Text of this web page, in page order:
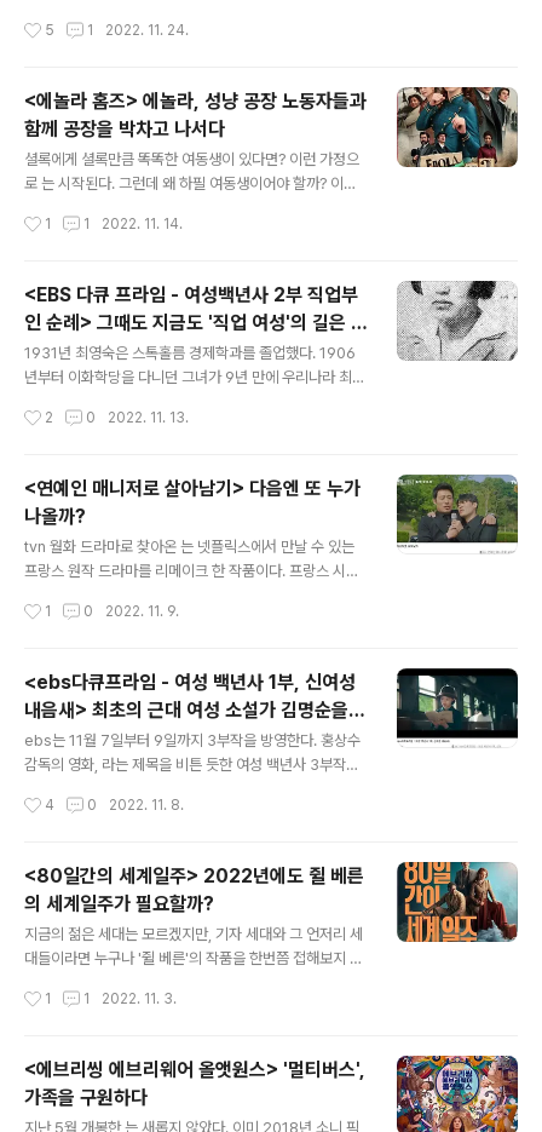
그리고 시청자들은 '법과 상식'만으로 해결되지 않는 정의
적게 먹고 많이 움직여라, 이 다이어트 보편의 법칙이 모두
어 역시 일상이 되어간다. 무엇보다 마르고 날씬한 몸이 사
회적 몸의 기준이 되어버린 사회에서 살이 찐다는 건 게으
르거나 자기 관리를 하지 못했다는 평가를 받고 있다. 살찐
사람들은 자책하고 우울해 한다. 11월 21일에서 23일 방
영된 3부작
5 1 2022. 11. 24.
<에놀라 홈즈> 에놀라, 성냥 공장 노동자들과
함께 공장을 박차고 나서다
셜록에게 셜록만큼 똑똑한 여동생이 있다면? 이런 가정으
로 는 시작된다. 그런데 왜 하필 여동생이어야 할까? 이건
종적 평등의 관점에서 재해석하고자 하는 문화적 시도의
영국에서 여성 참정권이 허용되지 않던 시절에 선각자로서
참정권 운동에 나선 패미니스트 유도리아(헬레나 본햄 카
터 분)였다. 일찌기 오빠들이 집을 떠나고 어머니와 남겨진
막내 여동생 에놀라(밀리 바비 브라운 분), 어머니는 딸에
게 격투기를 가르치는 등 독립적인 여성으로 살아가기 위
던 진보적인 어머니가 사라지고 그 어머니를 찾아 떠나는
1 1 2022. 11. 14.
<EBS 다큐 프라임 - 여성백년사 2부 직업부
인 순례> 그때도 지금도 '직업 여성'의 길은 고
달프다
1931년 최영숙은 스톡홀름 경제학과를 졸업했다. 1906
년부터 이화학당을 다니던 그녀가 9년 만에 우리나라 최초
특필되었다. 조선에서 여성 노동운동을 하겠다는 야심찬
시기는 1929년 대공황의 여파로 실업률이 50%를 육박하
던 때였다. 수학자로서 교수의 길을 걷고자 했으나 금의환
양을 했다며 반기던 때와 달리 자리는 없었다. 5개 국어를
하던 그녀는 어학교수라도 하고자 했으나 그 조차도 그녀
에게 허락되지 않았다. 우리나라 최초의 여성 수학자가 궁
국한 지 6개월, 1932년 스트레스와 생활고로 인한 영양
2 0 2022. 11. 13.
<연예인 매니저로 살아남기> 다음엔 또 누가
나올까?
tvn 월화 드라마로 찾아온 는 넷플릭스에서 만날 수 있는
프랑스 원작 드라마를 리메이크 한 작품이다. 프랑스 시청
실제 유명 배우인 줄리엣 비노쉬, 모니카 벨루치 등이 극 중
룡 피디와 의 박소영 작가 등이 함께 리메이크했다. 조여정,
이희준, 진선규가 '고객' 메쏘드 엔터를 이끌던 황태자의 발
인 날, 그의 무덤 앞에서 그가 일찌기 눈도장을 찍었던 배우
진선규가 추모사를 한다. 여전히 대표를 '형'이라 부르며 눈
물짓는 진선규, 그런 그에게 맞은 편의 이희준이 '분위기 이
는 고인이 즐겨부르던 노래로 추도사를 마무리하겠다며 노
1 0 2022. 11. 9.
<ebs다큐프라임 - 여성 백년사 1부, 신여성
내음새> 최초의 근대 여성 소설가 김명순을
아십니까?
ebs는 11월 7일부터 9일까지 3부작을 방영한다. 홍상수
감독의 영화, 라는 제목을 비튼 듯한 여성 백년사 3부작의
전 그때 남성 중심 사회 속에 첫 발을 내딛은 여성들의 '잔
으로 살아가기에는 고달픈 여성들의 삶을 살펴보려 한다.
프로그램은 최근 방송가에서 인기를 끌고 있는 sbs의 와
같은 토크멘터리 형식을 차용한다. 방송인 안현모, 김현숙,
이승국을 오늘의 패널로 등장시켜, 역사학자 심용환과 함
께, 그때와 오늘의 이야기를 견주어 보고자 한다. 의문의 방
기 질문이 던져진다. 남성 독립운동가 세 사람을 말하라. 순
4 0 2022. 11. 8.
<80일간의 세계일주> 2022년에도 쥘 베른
의 세계일주가 필요할까?
지금의 젊은 세대는 모르겠지만, 기자 세대와 그 언저리 세
대들이라면 누구나 '쥘 베른'의 작품을 한번쯤 접해보지 않
화백이 그린 만화로도, 소년소녀 명작 전집의 축약본으로,
싶다. 1873년에 출간된 이 작품은 영국의 '신사' 필리어스
포그가 프랑스 하인 장 파스파루투를 데리고 80일 동안 세
계 일주를 떠난다는 내용이다. 영국 식민주의 시대, 그리고
1 1 2022. 11. 3.
<에브리씽 에브리웨어 올앳원스> '멀티버스',
가족을 구원하다
지난 5월 개봉한 는 새롭지 않았다. 이미 2018년 소니 픽